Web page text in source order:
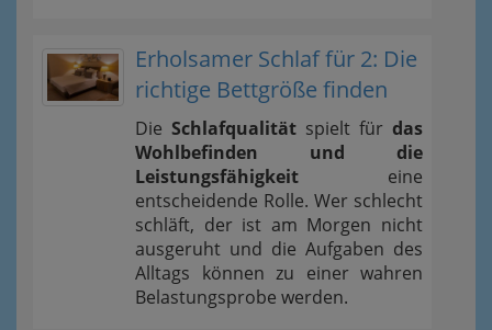
Erholsamer Schlaf für 2: Die
richtige Bettgröße finden
Die Schlafqualität spielt für das
Wohlbefinden und die
Leistungsfähigkeit eine
entscheidende Rolle. Wer schlecht
schläft, der ist am Morgen nicht
ausgeruht und die Aufgaben des
Alltags können zu einer wahren
Belastungsprobe werden.